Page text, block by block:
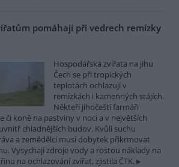
pomáhají při vedrech remízky
Hospodářská zvířata na jihu
Čech se při tropických
teplotách ochlazují v
remízkách i kamenných stájích.
Někteří jihočeští farmáři
či koně na pastviny v noci a v největších
chladnějších budov. Kvůli suchu
a zemědělci musí dobytek přikrmovat
Vysychají zdroje vody a rostou náklady na
na ochlazování zvířat, zjistila ČTK.